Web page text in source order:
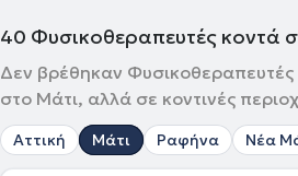
40 Φυσικοθεραπευτές κοντά
Δεν βρέθηκαν
στο Μάτι, αλλά σε κοντινές
Αττική Μάτι Ραφήνα Νέα